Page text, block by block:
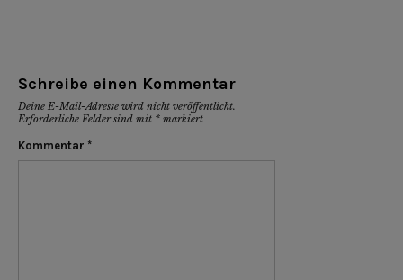
Schreibe einen Kommentar
Deine E-Mail-Adresse wird nicht veröffentlicht.
Erforderliche Felder sind mit * markiert
Kommentar *